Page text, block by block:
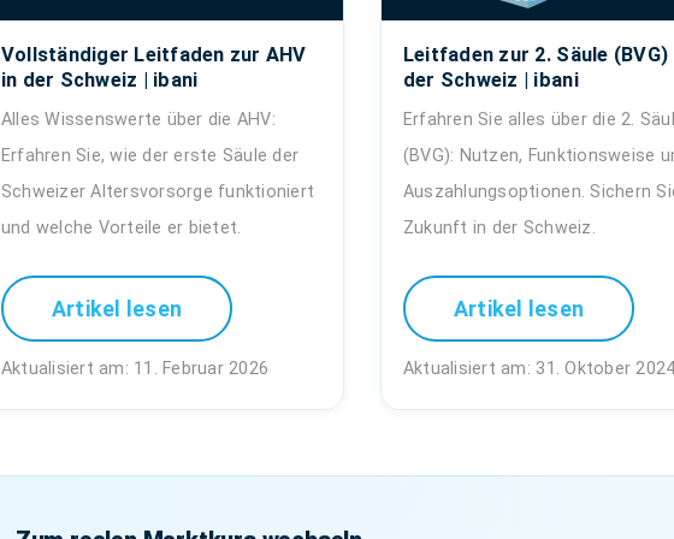
Vollständiger Leitfaden zur AHV
in der Schweiz | ibani
Alles Wissenswerte über die AHV:
Erfahren Sie, wie der erste Säule der
Schweizer Altersvorsorge funktioniert
und welche Vorteile er bietet.
Artikel lesen
Aktualisiert am: 11. Februar 2026
Leitfaden zur 2. Säule (BVG)
der Schweiz | ibani
Erfahren Sie alles über die 2.
(BVG): Nutzen, Funktionsweise
Auszahlungsoptionen. Sichern
Zukunft in der Schweiz.
Artikel lesen
Aktualisiert am: 31. Oktober 2024